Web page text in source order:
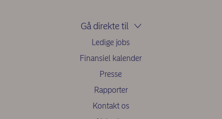
Gå direkte til
Ledige jobs
Finansiel kalender
Presse
Rapporter
Kontakt os